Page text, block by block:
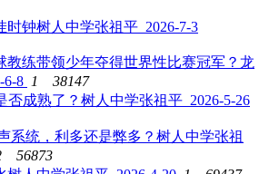
时钟树人中学张祖平 2026-7-3
教练带领少年夺得世界性比赛冠军？ 龙
6-8 1
38147
否成熟了？ 树人中学张祖平 2026-5-26
系统，利多还是弊多？ 树人中学张祖
56873